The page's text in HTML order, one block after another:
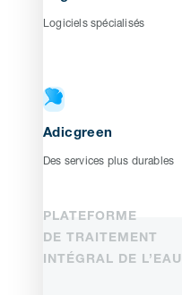
Logiciels spécialisés
Adicgreen
Des services plus durables
PLATEFORME
DE TRAITEMENT
INTÉGRAL DE L’EAU